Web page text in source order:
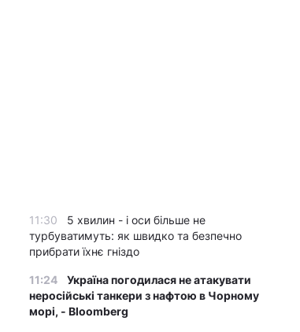
11:30
5 хвилин - і оси більше не
турбуватимуть: як швидко та безпечно
прибрати їхнє гніздо
11:24
Україна погодилася не атакувати
неросійські танкери з нафтою в Чорному
морі, - Bloomberg